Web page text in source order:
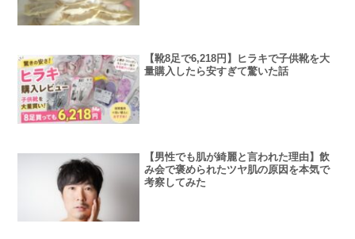
【靴8足で6,218円】ヒラキで子供靴を大
量購入したら安すぎて驚いた話
【男性でも肌が綺麗と言われた理由】飲
み会で褒められたツヤ肌の原因を本気で
考察してみた